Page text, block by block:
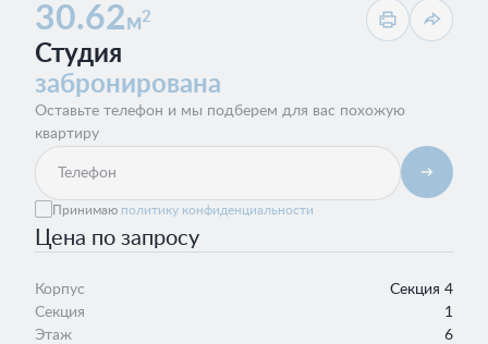
30.62м2
Студия
забронирована
Оставьте телефон и мы подберем для вас похожую
квартиру
Принимаю политику конфиденциальности
Цена по запросу
Корпус
Секция 4
Секция
1
Этаж
6